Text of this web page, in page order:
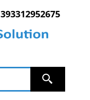
393312952675